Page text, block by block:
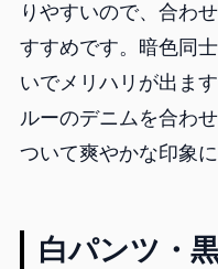
りやすいので、合わ
すすめです。暗色同
いでメリハリが出ま
ルーのデニムを合わ
ついて爽やかな印象に
白パンツ・